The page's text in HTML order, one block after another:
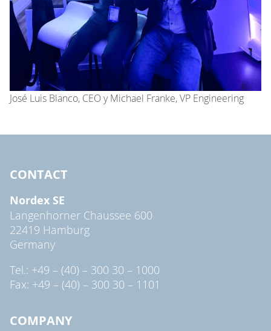
José Luis Blanco, CEO y Michael Franke, VP Engineering
CONTACT
Nordex SE
Langenhorner Chaussee 600
22419 Hamburg
Germany
Tel.: +49 – (40) – 300 30 – 1000
Fax: +49 – (40) – 300 30 – 1101
COMPANY